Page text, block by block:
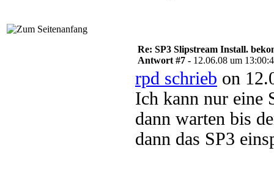
Re: SP3 Slipstream Install.
Antwort #7 - 12.06.08 um
rpd schrieb on
Ich kann nur eine
dann warten bis
dann das SP3